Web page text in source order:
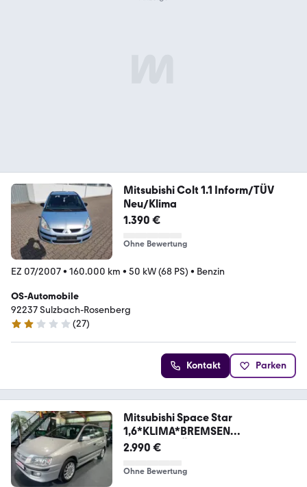
Mitsubishi Colt 1.1 Inform/TÜV
Neu/Klima
1.390 €
Ohne Bewertung
EZ 07/2007• 160.000 km • 50 kW (68 PS) • Benzin
OS-Automobile
92237 Sulzbach-Rosenberg
1.8 Sterne
(27)
Kontakt Parken
Mitsubishi Space Star
1,6*KLIMA*BREMSEN
NEU*ALU*TÜV NEU
2.990 €
Ohne Bewertung